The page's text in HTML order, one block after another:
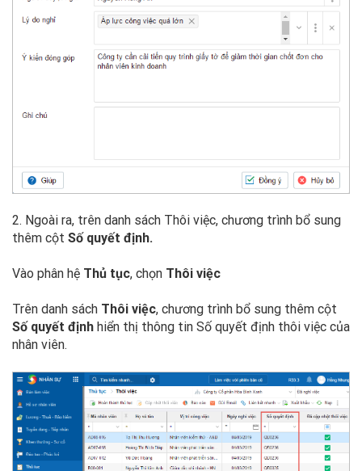
2. Ngoài ra, trên danh sách Thôi việc, chương trình bổ sung
thêm cột Số quyết định.
Vào phân hệ Thủ tục, chọn Thôi việc
Trên danh sách Thôi việc, chương trình bổ sung thêm cột
Số quyết định hiển thị thông tin Số quyết định thôi việc của
nhân viên.